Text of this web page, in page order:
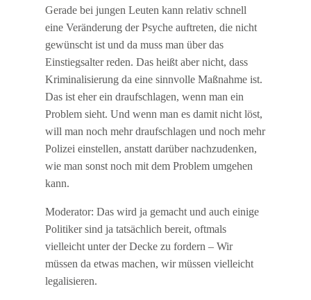
Gerade bei jungen Leuten kann relativ schnell
eine Veränderung der Psyche auftreten, die nicht
gewünscht ist und da muss man über das
Einstiegsalter reden. Das heißt aber nicht, dass
Kriminalisierung da eine sinnvolle Maßnahme ist.
Das ist eher ein draufschlagen, wenn man ein
Problem sieht. Und wenn man es damit nicht löst,
will man noch mehr draufschlagen und noch mehr
Polizei einstellen, anstatt darüber nachzudenken,
wie man sonst noch mit dem Problem umgehen
kann.
Moderator: Das wird ja gemacht und auch einige
Politiker sind ja tatsächlich bereit, oftmals
vielleicht unter der Decke zu fordern – Wir
müssen da etwas machen, wir müssen vielleicht
legalisieren.